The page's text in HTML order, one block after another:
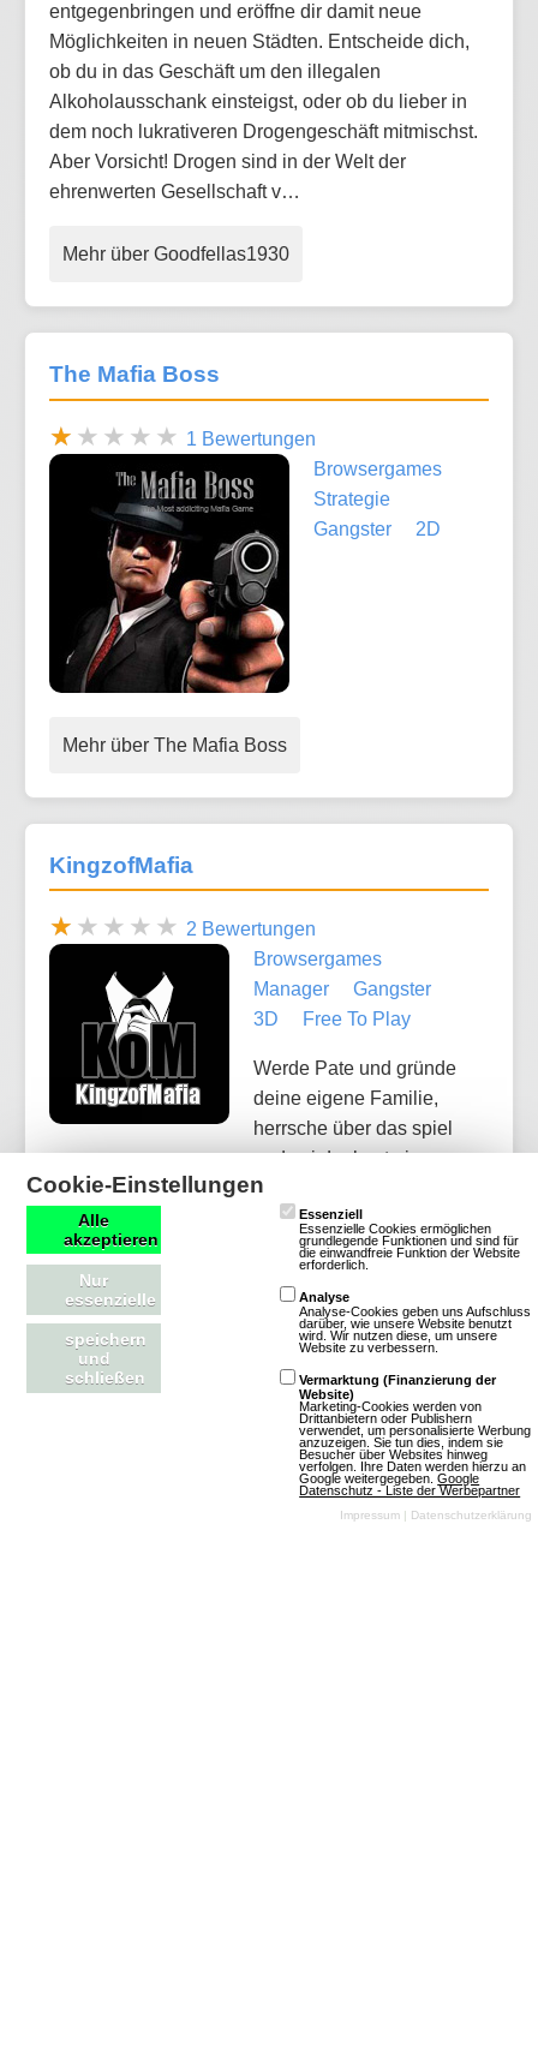
entgegenbringen und eröffne dir damit neue
Möglichkeiten in neuen Städten. Entscheide dich,
ob du in das Geschäft um den illegalen
Alkoholausschank einsteigst, oder ob du lieber in
dem noch lukrativeren Drogengeschäft mitmischst.
Aber Vorsicht! Drogen sind in der Welt der
ehrenwerten Gesellschaft v…
Mehr über Goodfellas1930
The Mafia Boss
1 Bewertungen
Browsergames
Strategie
Gangster
2D
Mehr über The Mafia Boss
KingzofMafia
2 Bewertungen
Browsergames
Manager
Gangster
3D
Free To Play
Werde Pate und gründe
deine eigene Familie,
herrsche über das spiel
und sei der beste im
Highscore! Bau das Krankenhaus für eine
schnellere Genesung aus, messe dich mit anderen
Spielern. Erfülle die Jobs und sammle Diamanten
um dir mehr Timer zu kaufen. Sammele
Erfahrungspunkte in dem du die Missionen
erledigst und steige Level um Level. Der
Spielbetreiber Versichert das vorerst alle
einnahmen durch den verkauf von Premium
angeboten in die Erweiterung des Spiels fließen
Cookie-Einstellungen
Alle
akzeptieren
Nur
essenzielle
speichern
und
schließen
Essenziell
Essenzielle Cookies ermöglichen
grundlegende Funktionen und sind für
die einwandfreie Funktion der Website
erforderlich.
Analyse
Analyse-Cookies geben uns Aufschluss
darüber, wie unsere Website benutzt
wird. Wir nutzen diese, um unsere
Website zu verbessern.
Vermarktung (Finanzierung der
Website)
Marketing-Cookies werden von
Drittanbietern oder Publishern
verwendet, um personalisierte Werbung
anzuzeigen. Sie tun dies, indem sie
Besucher über Websites hinweg
verfolgen. Ihre Daten werden hierzu an
Google weitergegeben.Google
Datenschutz - Liste der Werbepartner
Impressum | Datenschutzerklärung